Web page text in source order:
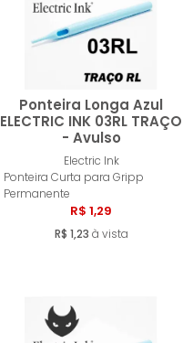
Ponteira Longa Azul
ELECTRIC INK 03RL TRAÇO
- Avulso
Electric Ink
Ponteira Curta para Gripp
Permanente
R$ 1,29
R$ 1,23 à vista